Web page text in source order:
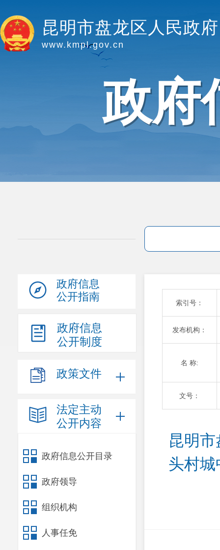
昆明市盘龙区人民政府
www.kmpl.gov.cn
政府
政府信息
公开指南
政府信息
公开制度
政策文件
法定主动
公开内容
政府信息公开目录
政府领导
组织机构
人事任免
索引号：
发布机构：
名 称:
文号：
昆明
头村